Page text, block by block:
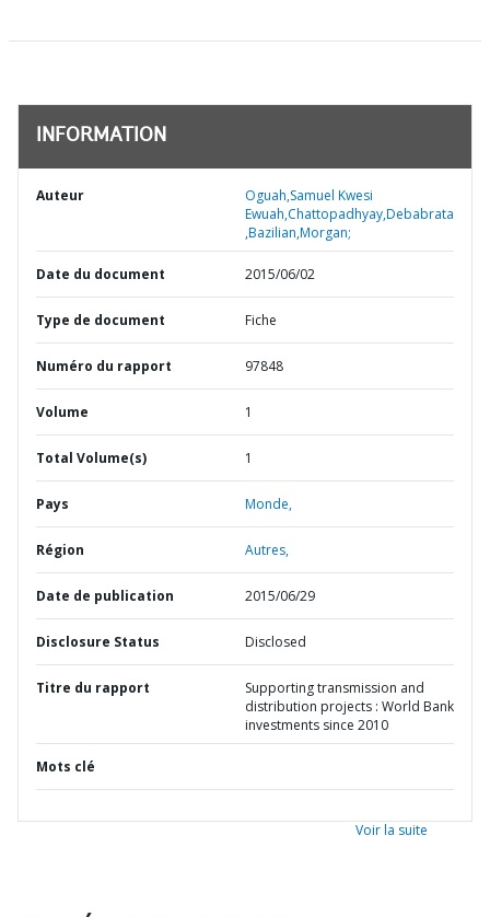
INFORMATION
Auteur
Oguah,Samuel Kwesi
Ewuah,Chattopadhyay,Debabrata
,Bazilian,Morgan;
Date du document 2015/06/02
Type de document Fiche
Numéro du rapport 97848
Volume 1
Total Volume(s) 1
Pays Monde,
Région Autres,
Date de publication 2015/06/29
Disclosure Status Disclosed
Titre du rapport
Supporting transmission and
distribution projects : World Bank
investments since 2010
Mots clé
Voir la suite